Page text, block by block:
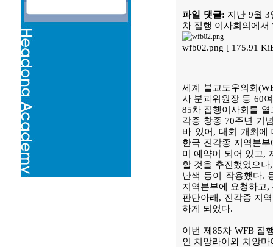
파일 댓글: 지난 9월
차 집행 이사회의에서
wfb02.png [ 175.91
세계 불교도우의회
사 분과위원장 등 60
85차 집행이사회를
각종 창종 70주년 기
바 있어, 대회 개최에
한국 진각종 지역본
미 예약이 되어 있고,
할 것을 추진했었으
난색 등이 작용했다.
지역본부에 요청하고
판단아래, 진각종 지
하게 되었다.
이번 제85차 WFB 집
인 치앙라이와 치앙